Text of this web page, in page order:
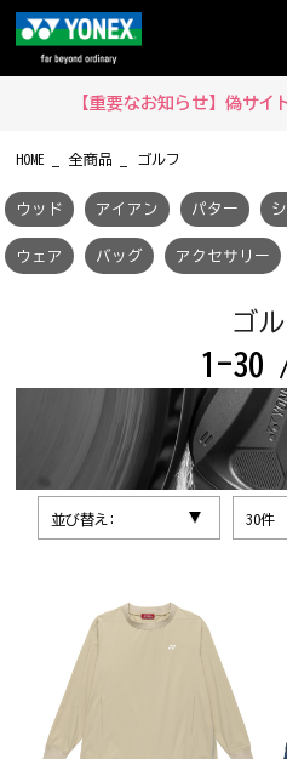
【重要なお知らせ】偽サイ
HOME 全商品 ゴルフ
ウッド アイアン パター
ウェア バッグ アクセサリー
ゴ
1-30
並び替え: 30件